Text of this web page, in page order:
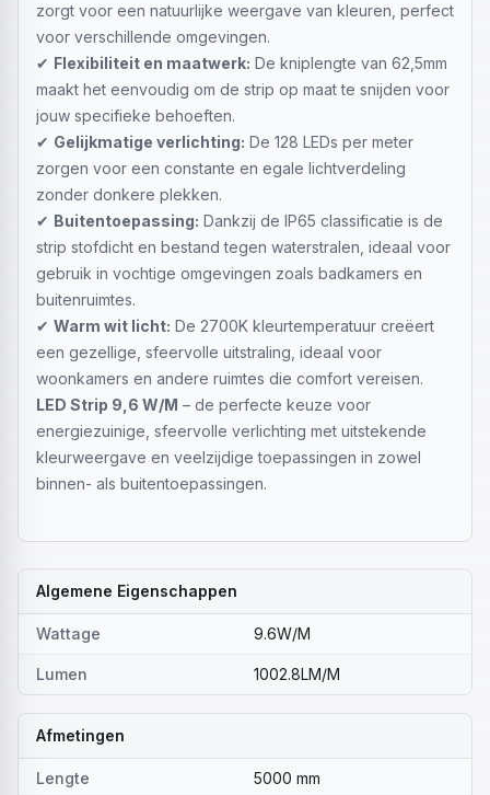
zorgt voor een natuurlijke weergave van kleuren, perfect
voor verschillende omgevingen.
✔ Flexibiliteit en maatwerk: De kniplengte van 62,5mm
maakt het eenvoudig om de strip op maat te snijden voor
jouw specifieke behoeften.
✔ Gelijkmatige verlichting: De 128 LEDs per meter
zorgen voor een constante en egale lichtverdeling
zonder donkere plekken.
✔ Buitentoepassing: Dankzij de IP65 classificatie is de
strip stofdicht en bestand tegen waterstralen, ideaal voor
gebruik in vochtige omgevingen zoals badkamers en
buitenruimtes.
✔ Warm wit licht: De 2700K kleurtemperatuur creëert
een gezellige, sfeervolle uitstraling, ideaal voor
woonkamers en andere ruimtes die comfort vereisen.
LED Strip 9,6 W/M – de perfecte keuze voor
energiezuinige, sfeervolle verlichting met uitstekende
kleurweergave en veelzijdige toepassingen in zowel
binnen- als buitentoepassingen.
Algemene Eigenschappen
Wattage 9.6W/M
Lumen 1002.8LM/M
Afmetingen
Lengte 5000 mm